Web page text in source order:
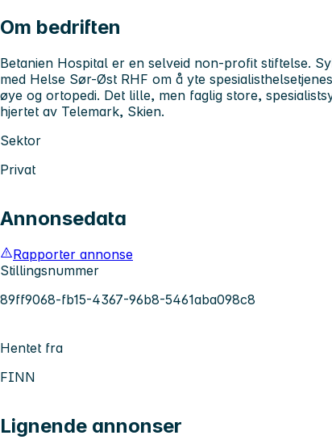
Om bedriften
Betanien Hospital er en selveid non-profit stiftelse.
med Helse Sør-Øst RHF om å yte
øye og ortopedi. Det lille, men faglig store,
hjertet av Telemark, Skien.
Sektor
Privat
Annonsedata
Rapporter annonse
Stillingsnummer
89ff9068-fb15-4367-96b8-5461aba098c8
Hentet fra
FINN
Lignende annonser